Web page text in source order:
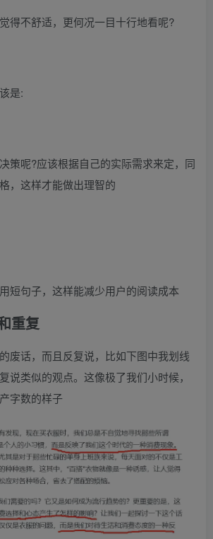
得不舒适，更何况一目十行地看呢?
是:
策呢?应该根据自己的实际需求来定，同
，这样才能做出理智的
短句子，这样能减少用户的阅读成本
重复
废话，而且反复说，比如下图中我划线
说类似的观点。这像极了我们小时候，
字数的样子